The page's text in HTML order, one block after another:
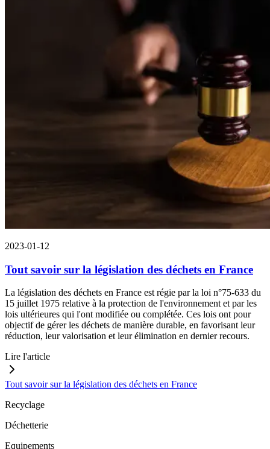
2023-01-12
Tout savoir sur la législation des déchets en France
La législation des déchets en France est régie par la loi n°75-633 du
15 juillet 1975 relative à la protection de l'environnement et par les
lois ultérieures qui l'ont modifiée ou complétée. Ces lois ont pour
objectif de gérer les déchets de manière durable, en favorisant leur
réduction, leur valorisation et leur élimination en dernier recours.
Lire l'article
Tout savoir sur la législation des déchets en France
Recyclage
Déchetterie
Equipements